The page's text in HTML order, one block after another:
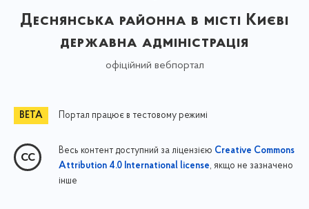
Деснянська районна в місті Києві
державна адміністрація
офіційний вебпортал
Портал працює в тестовому режимі
Весь контент доступний за ліцензією Creative Commons
Attribution 4.0 International license, якщо не зазначено
інше